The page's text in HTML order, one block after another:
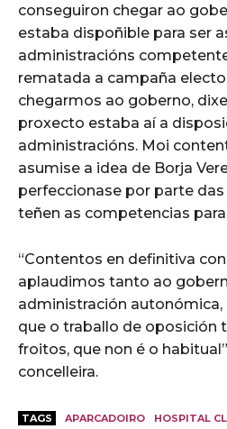
conseguiron chegar ao
estaba dispoñible para ser
administracións
rematada a campaña
chegarmos ao goberno,
proxecto estaba aí a
administracións. Moi
asumise a idea de Borja
perfeccionase por parte
teñen as competencias para
“Contentos en definitiva
aplaudimos tanto ao
administración
que o traballo de oposición
froitos, que non é o
concelleira.
TAGS APARCADOIRO HOSPITAL